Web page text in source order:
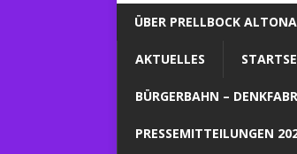
ÜBER PRELLBOCK ALTONA
AKTUELLES
BÜRGERBAHN –
PRESSEMITTEILUNGEN